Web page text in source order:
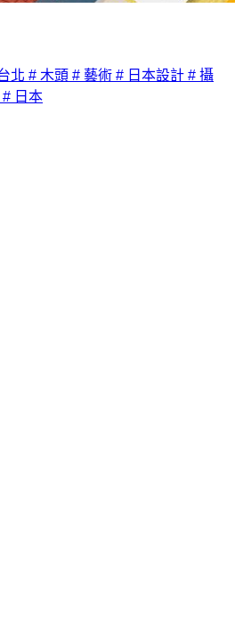
北 # 木頭 # 藝術 # 日本設計 # 攝
# 日本